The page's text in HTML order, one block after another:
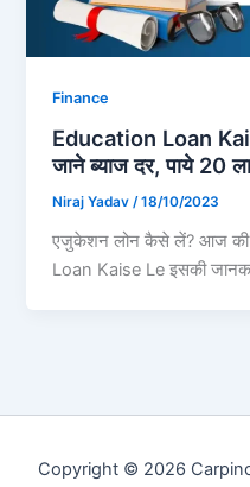
Finance
Education Loan
जाने ब्याज दर, पाये 20
Niraj Yadav/18/10/2023
एजुकेशन लोन कैसे लें? आज की
Loan Kaise Le इसकी
Copyright © 2026